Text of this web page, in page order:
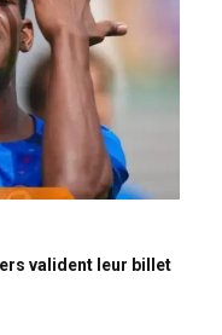
valident leur billet